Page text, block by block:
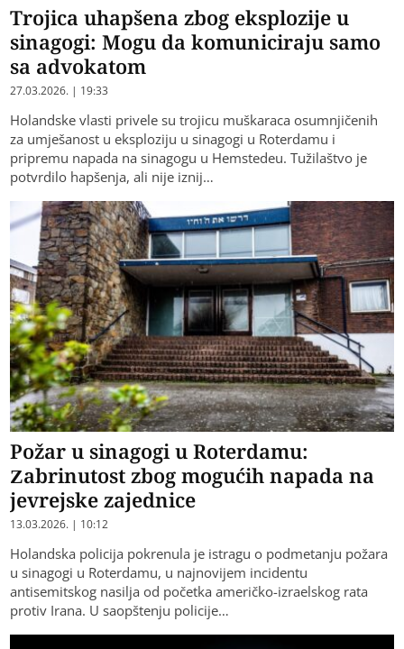
Trojica uhapšena zbog eksplozije u
sinagogi: Mogu da komuniciraju samo
sa advokatom
27.03.2026. | 19:33
Holandske vlasti privele su trojicu muškaraca osumnjičenih
za umješanost u eksploziju u sinagogi u Roterdamu i
pripremu napada na sinagogu u Hemstedeu. Tužilaštvo je
potvrdilo hapšenja, ali nije iznij…
Požar u sinagogi u Roterdamu:
Zabrinutost zbog mogućih napada na
jevrejske zajednice
13.03.2026. | 10:12
Holandska policija pokrenula je istragu o podmetanju požara
u sinagogi u Roterdamu, u najnovijem incidentu
antisemitskog nasilja od početka američko-izraelskog rata
protiv Irana. U saopštenju policije…